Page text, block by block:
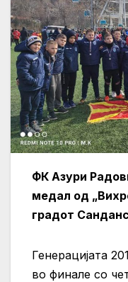
ФК Азури
медал од
градот
Генeрацијата
во финале со